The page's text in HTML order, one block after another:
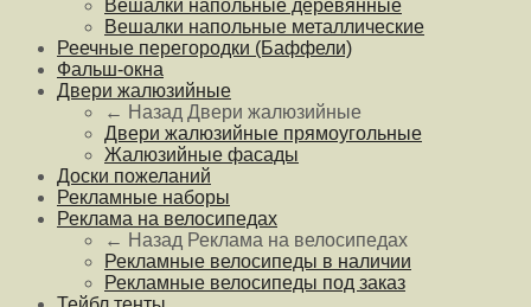
Вешалки напольные деревянные
Вешалки напольные металлические
Реечные перегородки (Баффели)
Фальш-окна
Двери жалюзийные
← Назад Двери жалюзийные
Двери жалюзийные прямоугольные
Жалюзийные фасады
Доски пожеланий
Рекламные наборы
Реклама на велосипедах
← Назад Реклама на велосипедах
Рекламные велосипеды в наличии
Рекламные велосипеды под заказ